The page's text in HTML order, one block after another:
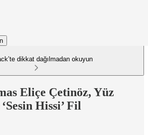
dikkat dağılmadan okuyun
Eliçe Çetinöz, Yüz
Hissi’ Fil